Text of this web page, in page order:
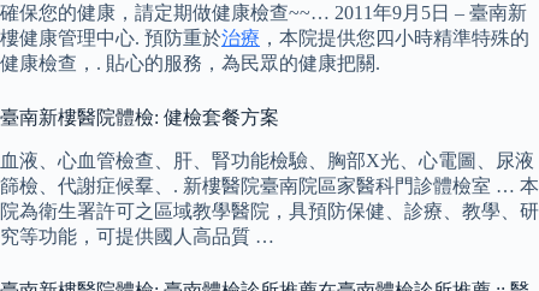
確保您的健康，請定期做健康檢查~~… 2011年9月5日 – 臺南新
樓健康管理中心. 預防重於治療 ，本院提供您四小時精準特殊的
健康檢查，. 貼心的服務，為民眾的健康把關.
臺南新樓醫院體檢: 健檢套餐方案
血液、心血管檢查、肝、腎功能檢驗、胸部X光、心電圖、尿液
篩檢、代謝症候羣、. 新樓醫院臺南院區家醫科門診體檢室 … 本
院為衛生署許可之區域教學醫院，具預防保健、診療、教學、研
究等功能，可提供國人高品質 …